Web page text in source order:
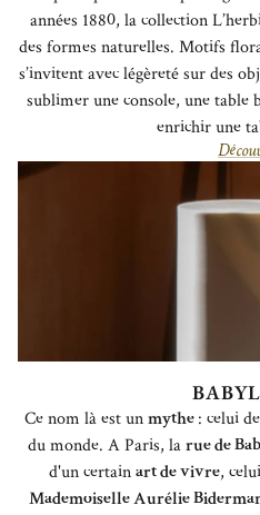
années 1880, la collection
des formes naturelles. Motifs
s’invitent avec légèreté sur des
sublimer une console, une table
enrichir une
Ce nom là est unmythe: celui
du monde. A Paris, larue de
d'un certainart de vivre,
Mademoiselle Aurélie